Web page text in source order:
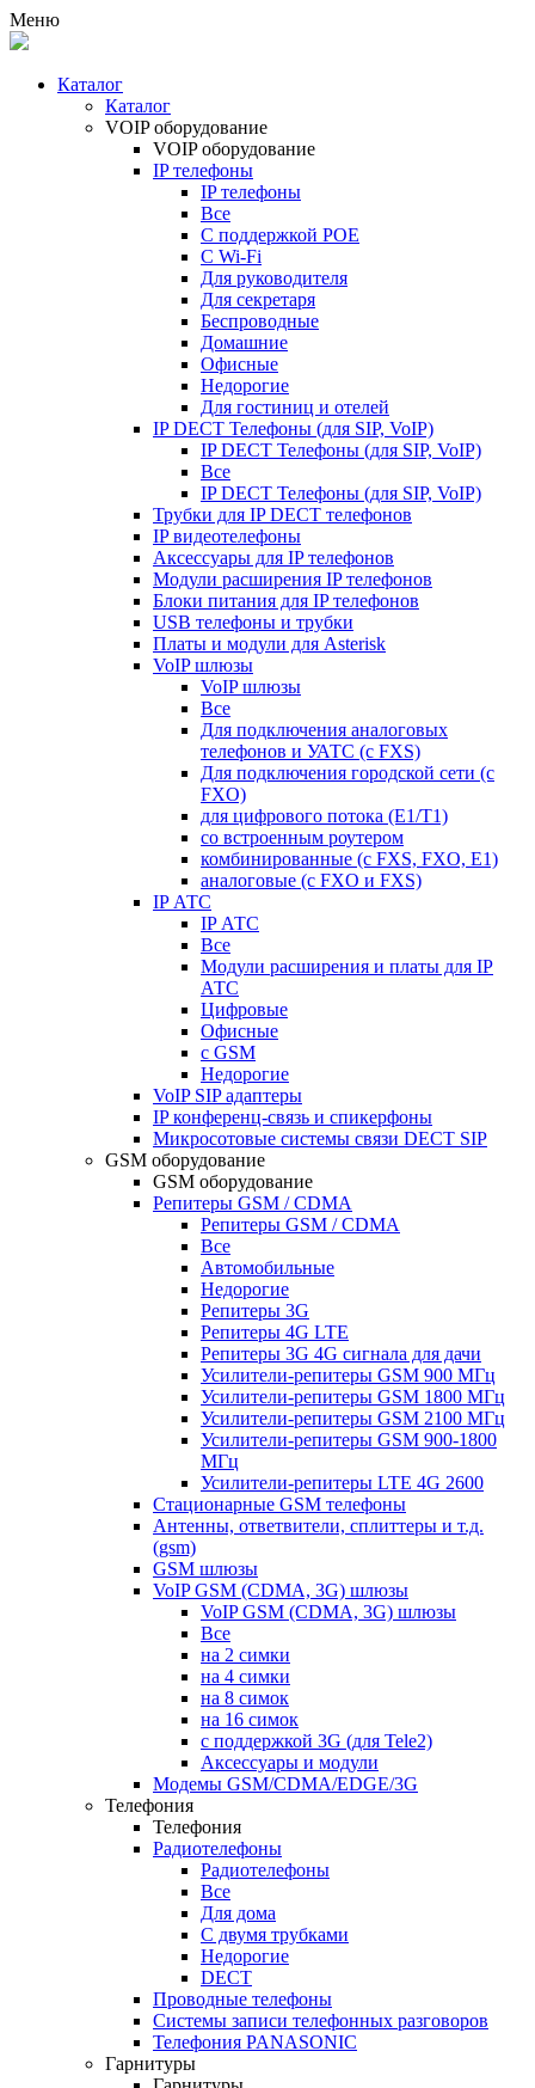
Меню
Каталог
Каталог
VOIP оборудование
VOIP оборудование
IP телефоны
IP телефоны
Все
С поддержкой POE
C Wi-Fi
Для руководителя
Для секретаря
Беспроводные
Домашние
Офисные
Недорогие
Для гостиниц и отелей
IP DECT Телефоны (для SIP, VoIP)
IP DECT Телефоны (для SIP, VoIP)
Все
IP DECT Телефоны (для SIP, VoIP)
Трубки для IP DECT телефонов
IP видеотелефоны
Аксессуары для IP телефонов
Модули расширения IP телефонов
Блоки питания для IP телефонов
USB телефоны и трубки
Платы и модули для Asterisk
VoIP шлюзы
VoIP шлюзы
Все
Для подключения аналоговых
телефонов и УАТС (с FXS)
Для подключения городской сети (с
FXO)
для цифрового потока (E1/T1)
со встроенным роутером
комбинированные (c FXS, FXO, E1)
аналоговые (с FXO и FXS)
IP АТС
IP АТС
Все
Модули расширения и платы для IP
АТС
Цифровые
Офисные
с GSM
Недорогие
VoIP SIP адаптеры
IP конференц-связь и спикерфоны
Микросотовые системы связи DECT SIP
GSM оборудование
GSM оборудование
Репитеры GSM / CDMA
Репитеры GSM / CDMA
Все
Автомобильные
Недорогие
Репитеры 3G
Репитеры 4G LTE
Репитеры 3G 4G сигнала для дачи
Усилители-репитеры GSM 900 МГц
Усилители-репитеры GSM 1800 МГц
Усилители-репитеры GSM 2100 МГц
Усилители-репитеры GSM 900-1800
МГц
Усилители-репитеры LTE 4G 2600
Стационарные GSM телефоны
Антенны, ответвители, сплиттеры и т.д.
(gsm)
GSM шлюзы
VoIP GSM (CDMA, 3G) шлюзы
VoIP GSM (CDMA, 3G) шлюзы
Все
на 2 симки
на 4 симки
на 8 симок
на 16 симок
с поддержкой 3G (для Tele2)
Аксессуары и модули
Модемы GSM/CDMA/EDGE/3G
Телефония
Телефония
Радиотелефоны
Радиотелефоны
Все
Для дома
С двумя трубками
Недорогие
DECT
Проводные телефоны
Системы записи телефонных разговоров
Телефония PANASONIC
Гарнитуры